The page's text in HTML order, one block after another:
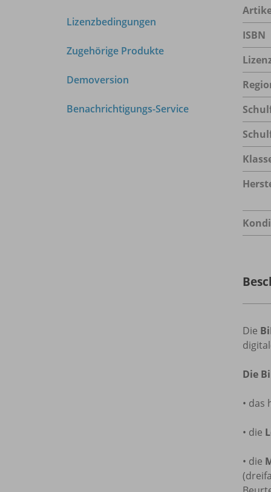
Lizenzbedingungen
Zugehörige Produkte
Demoversion
Benachrichtigungs-Service
ISBN
Die
Die
• das
• die
• die